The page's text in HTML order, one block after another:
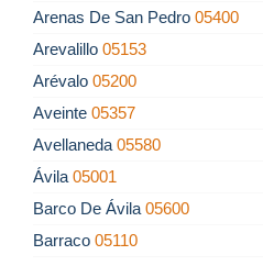
Arenas De San Pedro 05400
Arevalillo 05153
Arévalo 05200
Aveinte 05357
Avellaneda 05580
Ávila 05001
Barco De Ávila 05600
Barraco 05110